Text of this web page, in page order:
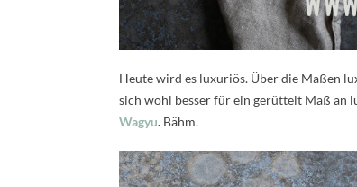
Heute wird es luxuriös. Über die Maßen
sich wohl besser für ein gerüttelt Maß an
Wagyu. Bähm.